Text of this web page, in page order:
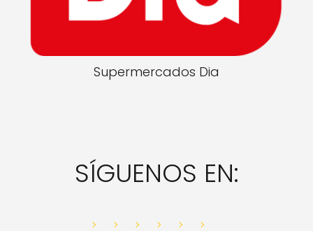
Supermercados Dia
SÍGUENOS EN: